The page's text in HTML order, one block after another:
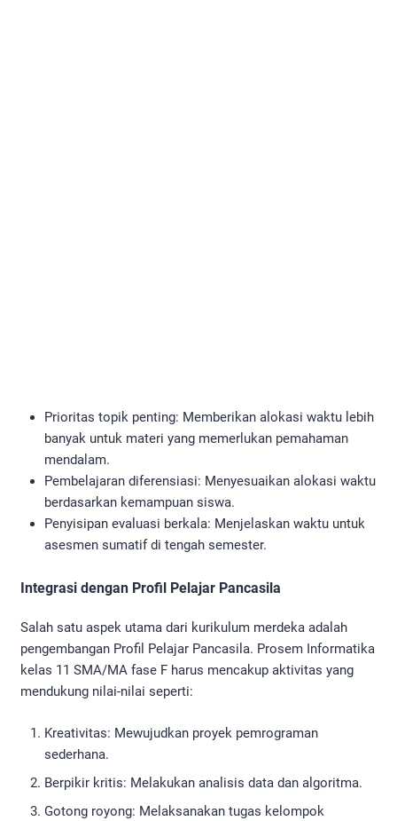
Prioritas topik penting: Memberikan alokasi waktu lebih
banyak untuk materi yang memerlukan pemahaman
mendalam.
Pembelajaran diferensiasi: Menyesuaikan alokasi waktu
berdasarkan kemampuan siswa.
Penyisipan evaluasi berkala: Menjelaskan waktu untuk
asesmen sumatif di tengah semester.
Integrasi dengan Profil Pelajar Pancasila
Salah satu aspek utama dari kurikulum merdeka adalah
pengembangan Profil Pelajar Pancasila. Prosem Informatika
kelas 11 SMA/MA fase F harus mencakup aktivitas yang
mendukung nilai-nilai seperti:
Kreativitas: Mewujudkan proyek pemrograman
sederhana.
Berpikir kritis: Melakukan analisis data dan algoritma.
Gotong royong: Melaksanakan tugas kelompok